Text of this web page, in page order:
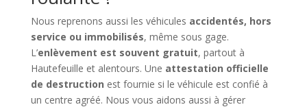
Nous reprenons aussi les véhicules accidentés, hors
service ou immobilisés, même sous gage.
L’enlèvement est souvent gratuit, partout à
Hautefeuille et alentours. Une attestation officielle
de destruction est fournie si le véhicule est confié à
un centre agréé. Nous vous aidons aussi à gérer